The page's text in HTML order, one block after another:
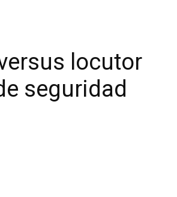
locutor
seguridad